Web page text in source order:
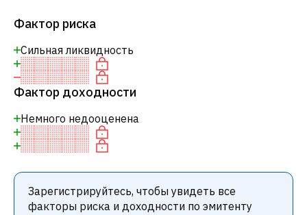
Фактор риска
Сильная ликвидность
Фактор доходности
Немного недооценена
Зарегистрируйтесь, чтобы увидеть все
факторы риска и доходности по эмитенту